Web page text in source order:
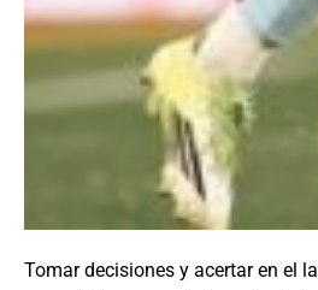
Tomar decisiones y acertar en el